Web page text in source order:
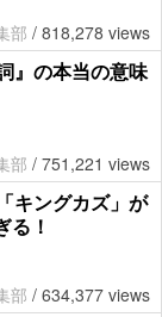
部 / 818,278 views
』の本当の意味
部 / 751,221 views
キングカズ」が
る！
部 / 634,377 views